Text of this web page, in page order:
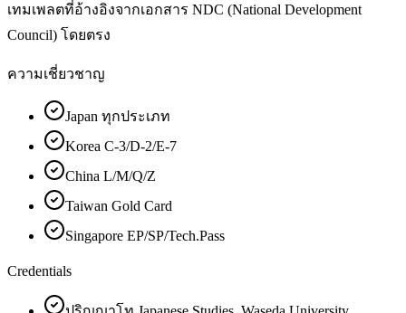
เทมเพลตที่อ้างอิงจากเอกสาร NDC (National Development
Council) โดยตรง
ความเชี่ยวชาญ
Japan ทุกประเภท
Korea C-3/D-2/E-7
China L/M/Q/Z
Taiwan Gold Card
Singapore EP/SP/Tech.Pass
Credentials